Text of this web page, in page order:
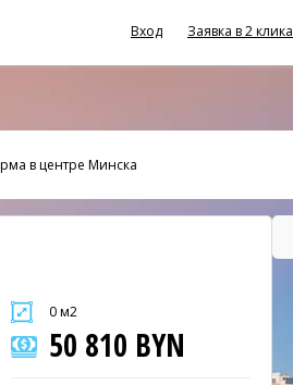
Вход Заявка в 2 клика
в центре Минска
0 м2
50 810 BYN